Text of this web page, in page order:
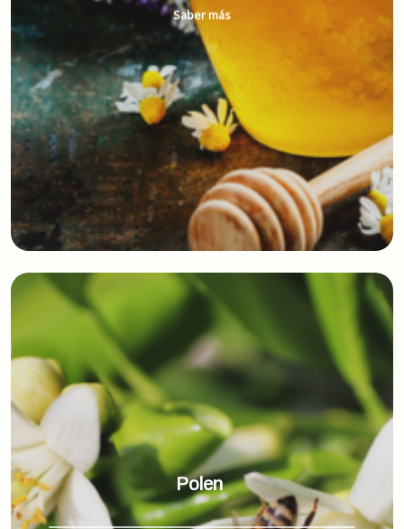
Saber más
Polen